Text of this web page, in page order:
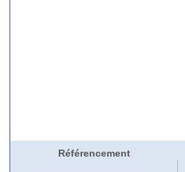
Référencement